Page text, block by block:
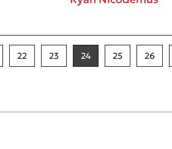
22 23 24 25 26